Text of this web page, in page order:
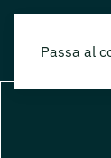
Passa al